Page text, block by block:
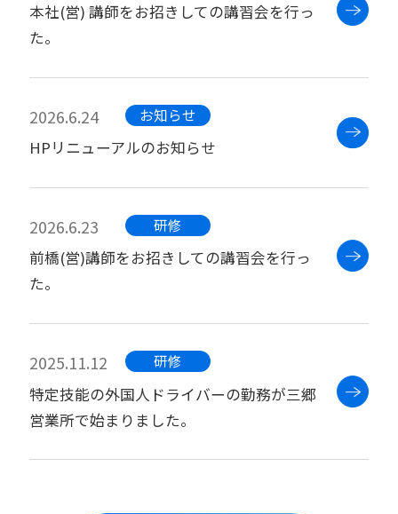
本社(営) 講師をお招きしての講習会を行っ
た。
2026.6.24 お知らせ
HPリニューアルのお知らせ
2026.6.23 研修
前橋(営)講師をお招きしての講習会を行っ
た。
2025.11.12 研修
特定技能の外国人ドライバーの勤務が三郷
営業所で始まりました。